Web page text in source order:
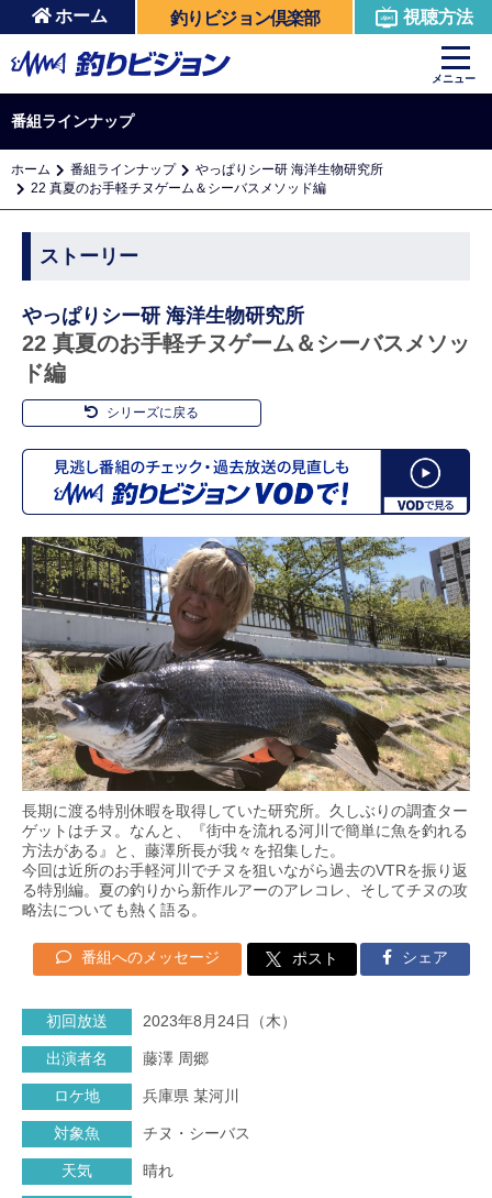
ホーム 釣りビジョン倶楽部 視聴方法
メニュー
番組ラインナップ
ホーム 番組ラインナップ
やっぱりシー研 海洋生物研究所
22 真夏のお手軽チヌゲーム＆シーバスメソッド編
ストーリー
やっぱりシー研 海洋生物研究所
22 真夏のお手軽チヌゲーム＆シーバスメソッ
ド編
シリーズに戻る
長期に渡る特別休暇を取得していた研究所。久しぶりの調査ター
ゲットはチヌ。なんと、『街中を流れる河川で簡単に魚を釣れる
方法がある』と、藤澤所長が我々を招集した。
今回は近所のお手軽河川でチヌを狙いながら過去のVTRを振り返
る特別編。夏の釣りから新作ルアーのアレコレ、そしてチヌの攻
略法についても熱く語る。
番組へのメッセージ ポスト シェア
初回放送 2023年8月24日（木）
出演者名 藤澤 周郷
ロケ地 兵庫県 某河川
対象魚 チヌ・シーバス
天気 晴れ